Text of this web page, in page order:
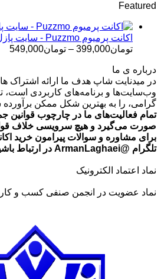
Featured
اکانت پرمیوم Puzzmo - سایت پازل و بازی های فکری
تومان399,000
– تومان549,000
تا
درباره ی ما
در میدنایت شاپ هدف ما ارائه اشتراک
وب‌سایت‌ها و برنامه‌های کاربردی است،
گرامی، را به بهترین شکل ممکن برآورده
تمام فعالیت‌های ما در چارچوب قوانین
صورت می‌گیرد و هیچ سرویسی خلاف
برای مشاوره و سوالات پیرامون خرید
تلگرام @ArmanLaghaei در ارتباط باشید.
نماد اعتماد الکترونیک
نماد عضویت در انجمن صنفی کسب و کار